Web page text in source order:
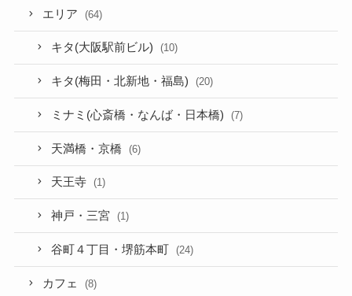
エリア (64)
キタ(大阪駅前ビル) (10)
キタ(梅田・北新地・福島) (20)
ミナミ(心斎橋・なんば・日本橋) (7)
天満橋・京橋 (6)
天王寺 (1)
神戸・三宮 (1)
谷町４丁目・堺筋本町 (24)
カフェ (8)